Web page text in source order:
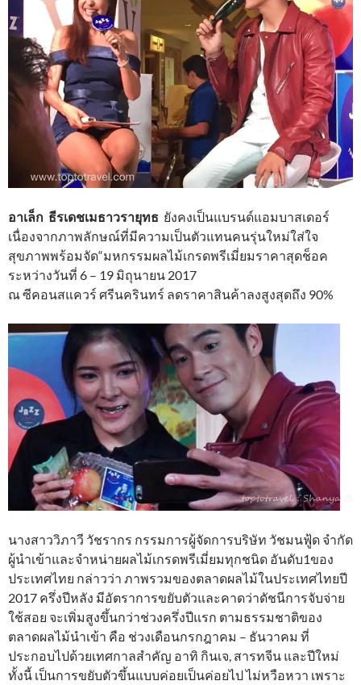
อาเล็ก ธีรเดชเมธาวรายุทธ ยังคงเป็นแบรนด์แอมบาสเดอร์
เนื่องจากภาพลักษณ์ที่มีความเป็นตัวแทนคนรุ่นใหม่ใส่ใจ
สุขภาพพร้อมจัด“มหกรรมผลไม้เกรดพรีเมี่ยมราคาสุดช็อค
ระหว่างวันที่ 6 – 19 มิถุนายน 2017
ณ ซีคอนสแควร์ ศรีนครินทร์ ลดราคาสินค้าลงสูงสุดถึง 90%
นางสาววิภาวี วัชรากร กรรมการผู้จัดการบริษัท วัชมนฟู้ด จำกัด
ผู้นำเข้าและจำหน่ายผลไม้เกรดพรีเมี่ยมทุกชนิด อันดับ1ของ
ประเทศไทย กล่าวว่า ภาพรวมของตลาดผลไม้ในประเทศไทยปี
2017 ครึ่งปีหลัง มีอัตราการขยับตัวและคาดว่าดัชนีการจับจ่าย
ใช้สอย จะเพิ่มสูงขึ้นกว่าช่วงครึ่งปีแรก ตามธรรมชาติของ
ตลาดผลไม้นำเข้า คือ ช่วงเดือนกรกฎาคม – ธันวาคม ที่
ประกอบไปด้วยเทศกาลสำคัญ อาทิ กินเจ, สารทจีน และปีใหม่
ทั้งนี้ เป็นการขยับตัวขึ้นแบบค่อยเป็นค่อยไป ไม่หวือหวา เพราะ